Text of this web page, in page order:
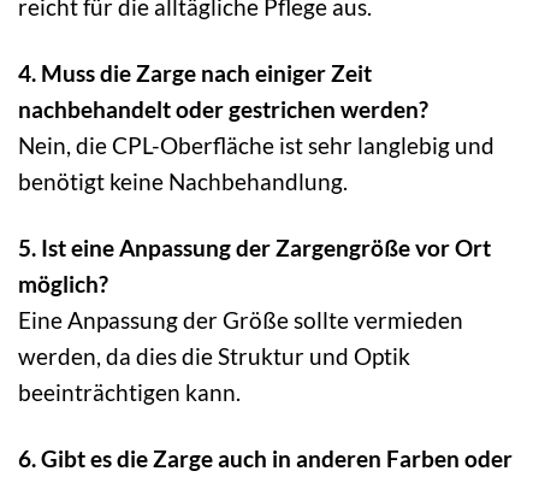
reicht für die alltägliche Pflege aus.
4. Muss die Zarge nach einiger Zeit
nachbehandelt oder gestrichen werden?
Nein, die CPL-Oberfläche ist sehr langlebig und
benötigt keine Nachbehandlung.
5. Ist eine Anpassung der Zargengröße vor Ort
möglich?
Eine Anpassung der Größe sollte vermieden
werden, da dies die Struktur und Optik
beeinträchtigen kann.
6. Gibt es die Zarge auch in anderen Farben oder